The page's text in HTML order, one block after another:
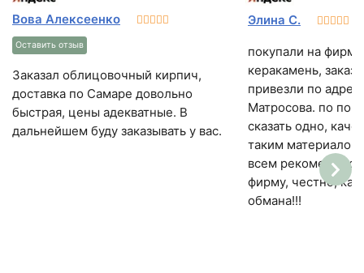
Вова Алексеенко
Оставить отзыв
Заказал облицовочный кирпич,
доставка по Самаре довольно
быстрая, цены адекватные. В
дальнейшем буду заказывать у вас.
Элина С.
покупали на
керакамень,
привезли по
Матросова. по
сказать одно,
таким материалом
всем рекомендую
фирму, честно,
обмана!!!